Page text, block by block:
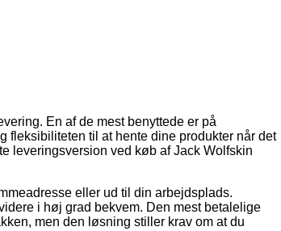
En af de mest benyttede er på
fleksibiliteten til at hente dine produkter når det
leveringsversion ved køb af Jack Wolfskin
eller ud til din arbejdsplads.
i høj grad bekvem. Den mest betalelige
men den løsning stiller krav om at du